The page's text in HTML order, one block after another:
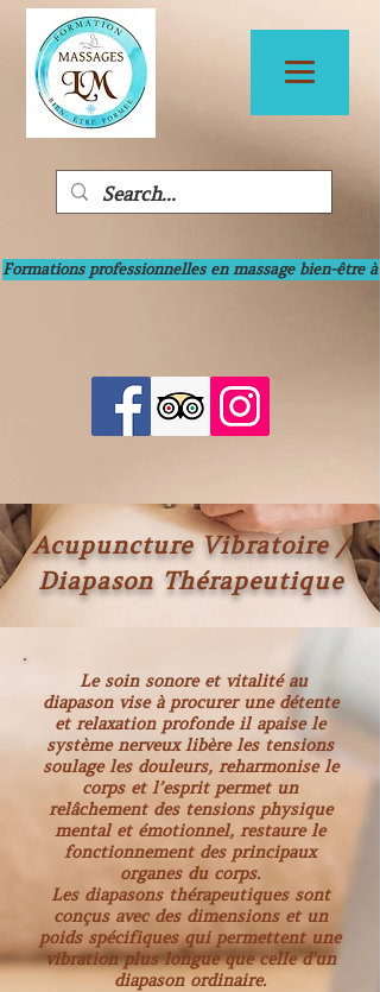
Formations professionnelles en massage bien-être à
Acupuncture Vibratoire /
Diapason Thérapeutique
Le soin sonore et vitalité au
diapason vise à procurer une détente
et relaxation profonde il apaise le
système nerveux libère les tensions
soulage les douleurs, reharmonise le
corps et l’esprit permet un
relâchement des tensions physique
mental et émotionnel, restaure le
fonctionnement des principaux
organes du corps.
Les diapasons thérapeutiques sont
conçus avec des dimensions et un
poids spécifiques qui permettent une
vibration plus longue que celle d'un
diapason ordinaire.